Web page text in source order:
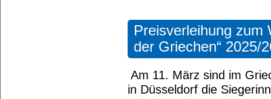
Preisverleihung zum
der Griechen“ 2025/
Am 11. März sind im
in Düsseldorf die